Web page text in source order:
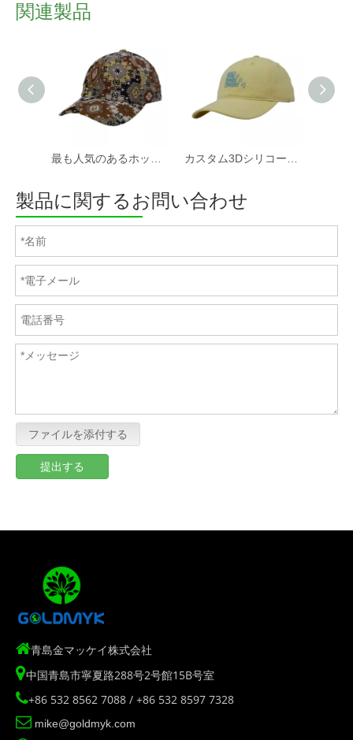
関連製品
製品に関するお問い合わせ
ファイルを添付する
提出する
青島金マッケイ株式会社
中国青島市寧夏路288号2号館15B号室
+86 532 8562 7088 / +86 532 8597 7328
 mike@goldmyk.com